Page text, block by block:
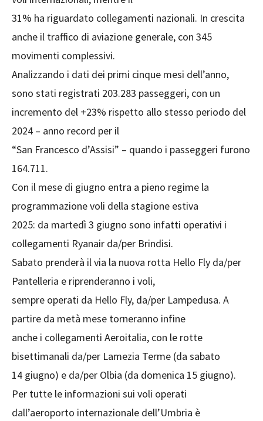
31% ha riguardato collegamenti nazionali. In crescita
anche il traffico di aviazione generale, con 345
movimenti complessivi.
Analizzando i dati dei primi cinque mesi dell’anno,
sono stati registrati 203.283 passeggeri, con un
incremento del +23% rispetto allo stesso periodo del
2024 – anno record per il
“San Francesco d’Assisi” – quando i passeggeri furono
164.711.
Con il mese di giugno entra a pieno regime la
programmazione voli della stagione estiva
2025: da martedì 3 giugno sono infatti operativi i
collegamenti Ryanair da/per Brindisi.
Sabato prenderà il via la nuova rotta Hello Fly da/per
Pantelleria e riprenderanno i voli,
sempre operati da Hello Fly, da/per Lampedusa. A
partire da metà mese torneranno infine
anche i collegamenti Aeroitalia, con le rotte
bisettimanali da/per Lamezia Terme (da sabato
14 giugno) e da/per Olbia (da domenica 15 giugno).
Per tutte le informazioni sui voli operati
dall’aeroporto internazionale dell’Umbria è